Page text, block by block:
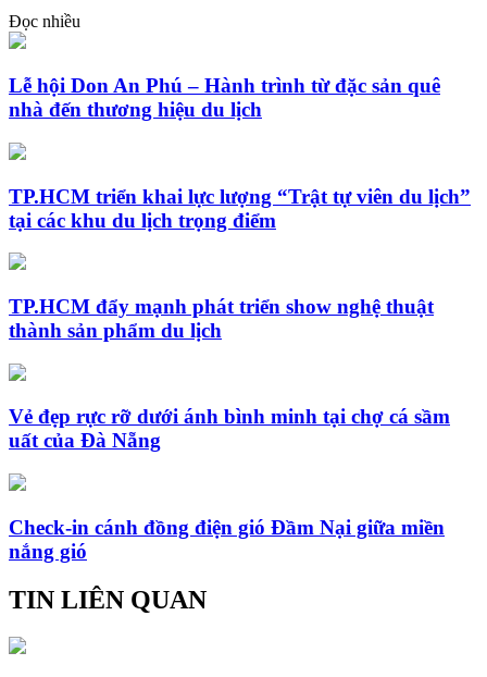
Đọc nhiều
Lễ hội Don An Phú – Hành trình từ đặc sản quê
nhà đến thương hiệu du lịch
TP.HCM triển khai lực lượng “Trật tự viên du lịch”
tại các khu du lịch trọng điểm
TP.HCM đẩy mạnh phát triển show nghệ thuật
thành sản phẩm du lịch
Vẻ đẹp rực rỡ dưới ánh bình minh tại chợ cá sầm
uất của Đà Nẵng
Check-in cánh đồng điện gió Đầm Nại giữa miền
nắng gió
TIN LIÊN QUAN